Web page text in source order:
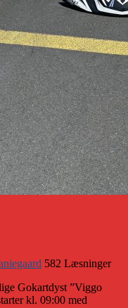
582 Læsninger
Gokartdyst ”Viggo
kl. 09:00 med